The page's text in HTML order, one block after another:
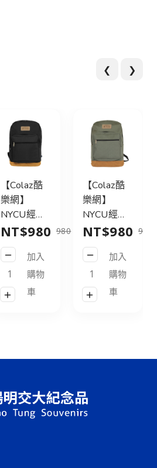
❮ ❯
【Colaz酷
樂網】
NYCU經典
後背包31L
皮標款_黑
／NYCU
Logo
Backpack
31L_Black
NT$980 980
加入
購物
車
【Colaz酷
樂網】
NYCU經典
後背包31L
皮標款_灰
綠／NYCU
Logo
Backpack
31L_Green
NT$980 980
加入
購物
車